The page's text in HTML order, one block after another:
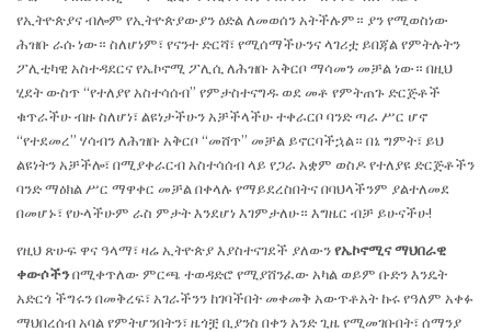
የኢትዮጵያና ብሎም የኢትዮጵያውያን ዕድል ለመወሰን አትችሉም። ያን የሚወስነው
ሕዝቡ ራሱ ነው። ስለሆነም፣ የናንተ ድርሻ፣ የሚሰማችሁንና ላገሪቷ ይበጃል የምትሉትን
ፖሊቲካዊ አስተዳደርና የኤኮኖሚ ፖሊሲ ለሕዝቡ አቅርቦ ማሳመን መቻል ነው። በዚህ
ሂደት ውስጥ “የተለያየ አስተሳሰብ” የምታስተናግዱ ወደ መቶ የምትጠጉ ድርጅቶች
ቁጥራችሁ ብዙ ስለሆነ፣ ልዩነታችሁን አቻችላችሁ ተቀራርቦ ባንድ ጣራ ሥር ሆኖ
“የተደመረ” ሃሳብን ለሕዝቡ አቅርቦ “መሸጥ” መቻል ይኖርባችኋል። በኔ ግምት፣ ይህ
ልዩነትን አቻችሎ፣ በሚያቀራርብ አስተሳሰብ ላይ የጋራ አቋም ወስዶ የተለያዩ ድርጅቶችን
ባንድ ማዕክል ሥር ማዋቀር መቻል በቀላሉ የማይደረስበትና በባህላችንም ያልተለመደ
በመሆኑ፣ የሁላችሁም ራስ ምታት እንደሆነ እገምታለሁ። እግዜር ብቻ ይሁናችሁ!
የዚህ ጽሁፍ ዋና ዓላማ፣ ዛሬ ኢትዮጵያ እያስተናገደች ያለውን የኤኮኖሚና ማህበራዊ
ቀውሶችንበሚቀጥለው ምርጫ ተወዳድሮ የሚያሸንፈው አካል ወይም ቡድን እንዴት
አድርጎ ችግሩን በመቅረፍ፣ አገራችንን ከገባችበት መቀመቅ አውጥቶአት ኩሩ የዓለም አቀፉ
ማህበረሰብ አባል የምትሆንበትን፣ ዜጎቿ ቢያንስ በቀን አንድ ጊዜ የሚመገቡበት፣ ሰማንያ